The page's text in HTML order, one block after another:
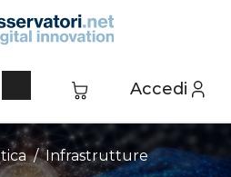
Accedi
/Infrastrutture